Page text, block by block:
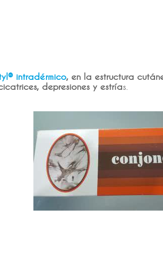
intradérmico, en la estructura
depresiones y estrías.